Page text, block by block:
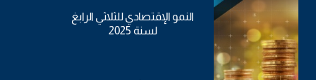
النمو الإقتصادي للثلاثي الرابغ
لسنة 2025